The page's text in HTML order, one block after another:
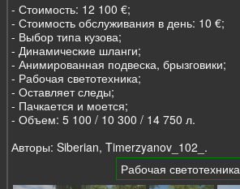
- Стоимость: 12 100 €;
- Стоимость обслуживания в день: 10 €;
- Выбор типа кузова;
- Динамические шланги;
- Анимированная подвеска, брызговики;
- Рабочая светотехника;
- Оставляет следы;
- Пачкается и моется;
- Объем: 5 100 / 10 300 / 14 750 л.
Авторы: Siberian, Timerzyanov_102_.
Рабочая светотехника